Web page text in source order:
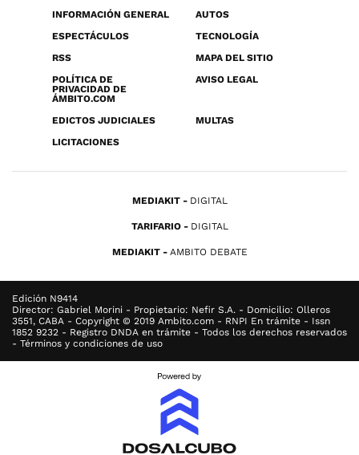
INFORMACIÓN GENERAL
AUTOS
ESPECTÁCULOS
TECNOLOGÍA
RSS
MAPA DEL SITIO
POLÍTICA DE
PRIVACIDAD DE
ÁMBITO.COM
AVISO LEGAL
EDICTOS JUDICIALES
MULTAS
LICITACIONES
MEDIAKIT DIGITAL
TARIFARIO DIGITAL
MEDIAKIT AMBITO DEBATE
Edición N9414
Director: Gabriel Morini - Propietario: Nefir S.A. - Domicilio: Olleros
3551, CABA - Copyright © 2019 Ambito.com - RNPI En trámite - Issn
1852 9232 - Registro DNDA en trámite - Todos los derechos reservados
- Términos y condiciones de uso